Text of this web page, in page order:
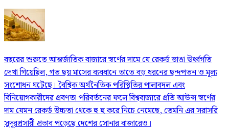
বছরের শুরুতে আন্তর্জাতিক বাজারে স্বর্ণের দামে যে রেকর্ড ভাঙা ঊর্ধ্বগতি
দেখা গিয়েছিল, গত ছয় মাসের ব্যবধানে তাতে বড় ধরনের ছন্দপতন ও মূল্য
সংশোধন ঘটেছে। বৈশ্বিক অর্থনৈতিক পরিস্থিতির পালাবদল এবং
বিনিয়োগকারীদের প্রবণতা পরিবর্তনের ফলে বিশ্ববাজারে প্রতি আউন্স স্বর্ণের
দাম যেমন রেকর্ড উচ্চতা থেকে হু হু করে নিচে নেমেছে, তেমনি এর সরাসরি
সুদূরপ্রসারী প্রভাব পড়েছে দেশের সোনার বাজারেও।